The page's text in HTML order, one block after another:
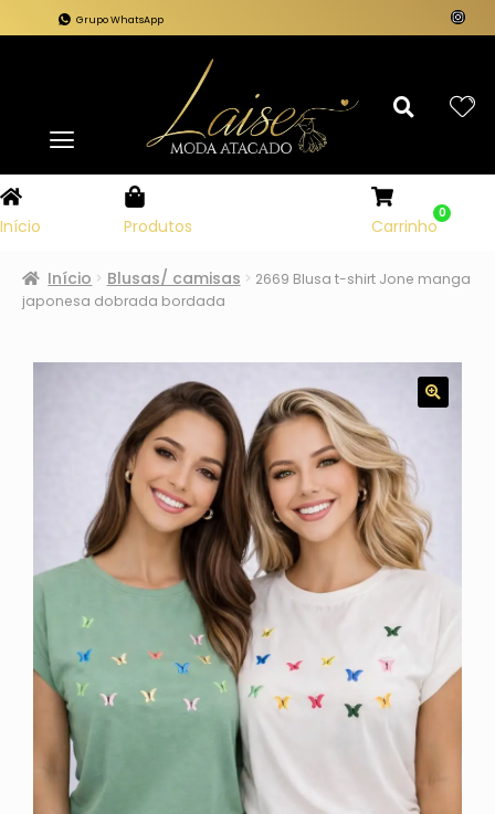
Grupo WhatsApp
Início Produtos Carrinho
0
Início Blusas/ camisas
2669 Blusa t-shirt Jone manga
japonesa dobrada bordada